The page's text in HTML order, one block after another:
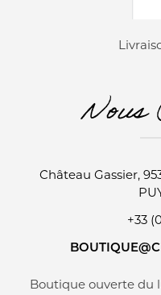
Château Gassier,
+33
Boutique ouverte du